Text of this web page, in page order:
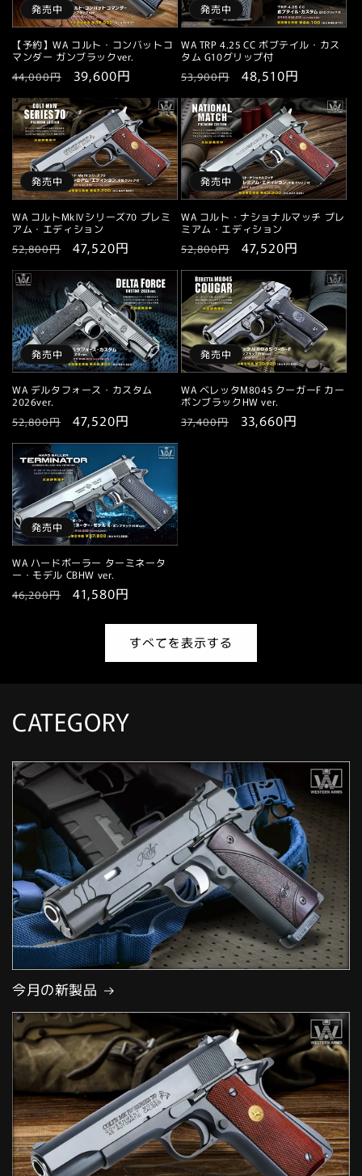
発売中
【予約】WA コルト・コンバットコ
マンダー ガンブラックver.
通
価
格
44,000円
セ
ル
価
格
39,600円
発売中
WA TRP 4.25 CC ボブテイル・カス
タム G10グリップ付
通
価
格
53,900円
セ
ル
価
格
48,510円
発売中
WA コルトMkⅣシリーズ70 プレミ
アム・エディション
通
常
価
格
52,800円
セ
ー
ル
価
格
47,520円
発売中
WA コルト・ナショナルマッチ プレ
ミアム・エディション
通
常
格
52,800円
セ
ー
ル
価
格
47,520円
発売中
WA デルタフォース・カスタム
2026ver.
通
常
価
格
52,800円
セ
ー
ル
価
格
47,520円
発売中
WA ベレッタM8045 クーガーF カー
ボンブラックHW ver.
通
37,400円
セ
33,660円
発売中
WA ハードボーラー ターミネータ
ー・モデル CBHW ver.
通
46,200円
セ
41,580円
すべてを表示する
CATEGORY
今月の新製品